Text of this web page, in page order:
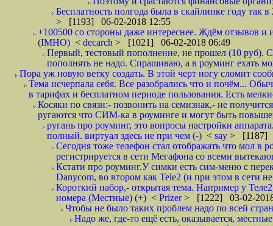
Бесплатность полгода была в скайлинке году
> [1193] 06-02-2018 12:55
+100500 со стороны даже интереснее. Ждём отзывов и
(IMHO) < decarch > [1021] 06-02-2018 06:49
Первый, тестовый пополнение, не прошел (10 руб).
пополнять не надо. Спрашиваю, а в роуминг ехать
Пора уж новую ветку создать. В этой черт ногу сломит
Тема исчерпала себя. Все разобрались что и почём...
в тарифах и бесплатном периоде пользования. Есть
Косяки по связи:- позвонить на семизнак,- не
ругаются что СИМ-ка в роуминге и могут быть
ругань про роуминг, это вопросы настройки
полный. виртуал здесь не при чем (-) < say > [1187]
Сегодня тоже телефон стал отображать что мол в
регистрируется в сети Мегафона со всеми
Кстати про роуминг.У симки есть сим-меню с
Danycom, во втором как Tele2 (и при этом в сети
Короткий набор,- открытая тема. Например у
номера (Местные) (+) < Prizer> [1222] 03-02-
Чтобы не было таких проблем надо по всей
Надо же, где-то ещё есть, оказывается,